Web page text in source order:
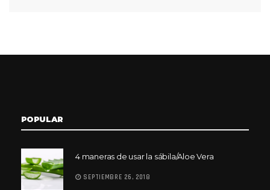
POPULAR
4 maneras de usar la sábila/Aloe Vera
SEPTIEMBRE 26, 2018